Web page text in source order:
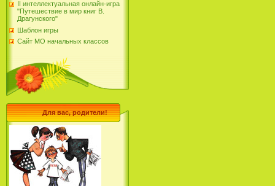
II интеллектуальная онлайн-игра
"Путешествие в мир книг В.
Драгунского"
Шаблон игры
Сайт МО начальных классов
Для вас, родители!